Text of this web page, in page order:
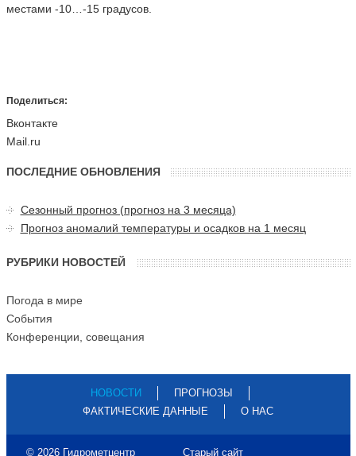
местами -10…-15 градусов.
Поделиться:
Вконтакте
Mail.ru
ПОСЛЕДНИЕ ОБНОВЛЕНИЯ
Сезонный прогноз (прогноз на 3 месяца)
Прогноз аномалий температуры и осадков на 1 месяц
РУБРИКИ НОВОСТЕЙ
Погода в мире
События
Конференции, совещания
НОВОСТИ
ПРОГНОЗЫ
ФАКТИЧЕСКИЕ ДАННЫЕ
О НАС
© 2026 Гидрометцентр Старый сайт